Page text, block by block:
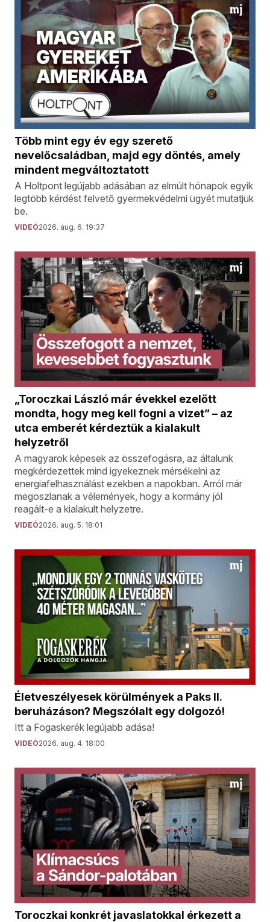
Több mint egy év egy szerető
nevelőcsaládban, majd egy döntés, amely
mindent megváltoztatott
A Holtpont legújabb adásában az elmúlt hónapok egyik
legtöbb kérdést felvető gyermekvédelmi ügyét mutatjuk
be.
VIDEÓ2026. aug. 6. 19:37
„Toroczkai László már évekkel ezelőtt
mondta, hogy meg kell fogni a vizet” – az
utca emberét kérdeztük a kialakult
helyzetről
A magyarok képesek az összefogásra, az általunk
megkérdezettek mind igyekeznek mérsékelni az
energiafelhasználást ezekben a napokban. Arról már
megoszlanak a vélemények, hogy a kormány jól
reagált-e a kialakult helyzetre.
VIDEÓ2026. aug. 5. 18:01
Életveszélyesek körülmények a Paks II.
beruházáson? Megszólalt egy dolgozó!
Itt a Fogaskerék legújabb adása!
VIDEÓ2026. aug. 4. 18:00
Toroczkai konkrét javaslatokkal érkezett a